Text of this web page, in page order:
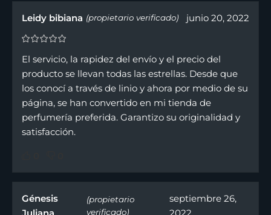
Leidy bibiana (propietario verificado) junio 20, 2022
El servicio, la rapidez del envío y el precio del
producto se llevan todas las estrellas. Desde que
los conocí a través de linio y ahora por medio de su
página, se han convertido en mi tienda de
perfumería preferida. Garantizo su originalidad y
satisfacción.
Génesis
Juliana
(propietario
verificado)
septiembre 26,
2022